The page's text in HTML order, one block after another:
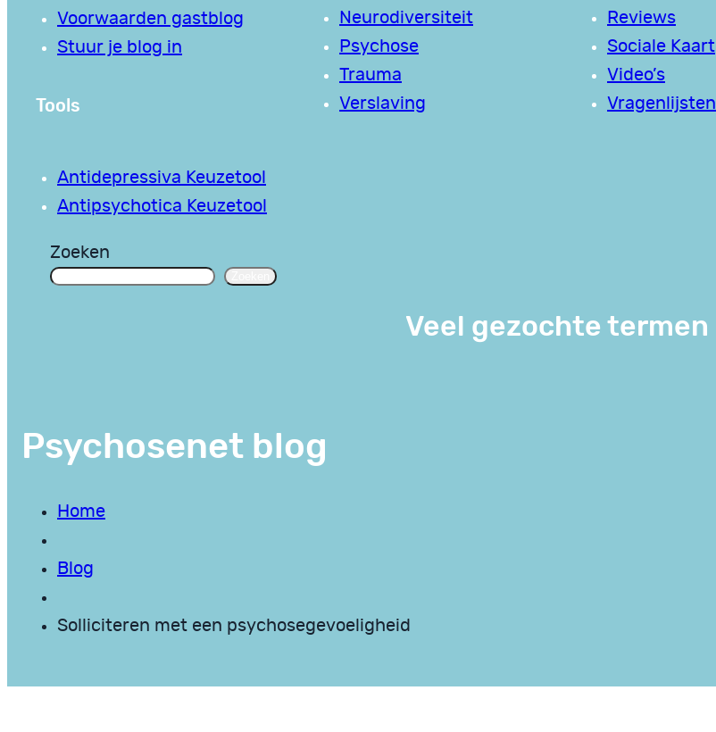
Voorwaarden gastblog
Stuur je blog in
Tools
Antidepressiva Keuzetool
Antipsychotica Keuzetool
Neurodiversiteit
Psychose
Trauma
Verslaving
Reviews
Sociale Kaart
Video’s
Vragenlijsten
Zoeken
Veel gezochte termen
Psychosenet blog
Home
Blog
Solliciteren met een psychosegevoeligheid